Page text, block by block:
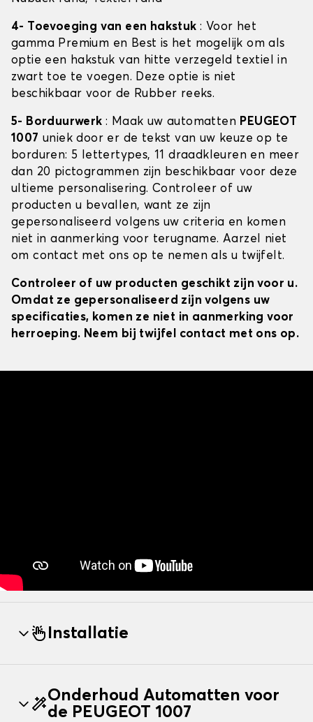
4- Toevoeging van een hakstuk : Voor het
gamma Premium en Best is het mogelijk om als
optie een hakstuk van hitte verzegeld textiel in
zwart toe te voegen. Deze optie is niet
beschikbaar voor de Rubber reeks.
5- Borduurwerk : Maak uw automatten PEUGEOT
1007 uniek door er de tekst van uw keuze op te
borduren: 5 lettertypes, 11 draadkleuren en meer
dan 20 pictogrammen zijn beschikbaar voor deze
ultieme personalisering. Controleer of uw
producten u bevallen, want ze zijn
gepersonaliseerd volgens uw criteria en komen
niet in aanmerking voor terugname. Aarzel niet
om contact met ons op te nemen als u twijfelt.
Controleer of uw producten geschikt zijn voor u.
Omdat ze gepersonaliseerd zijn volgens uw
specificaties, komen ze niet in aanmerking voor
herroeping. Neem bij twijfel contact met ons op.
Installatie
Onderhoud Automatten voor
de PEUGEOT 1007